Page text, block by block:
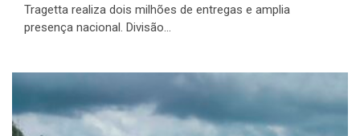
Tragetta realiza dois milhões de entregas e amplia
presença nacional. Divisão...